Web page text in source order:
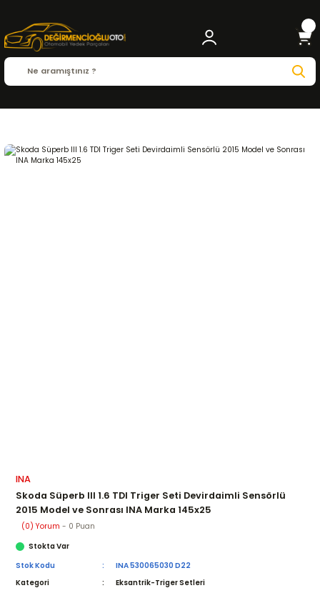
INA
Skoda Süperb III 1.6 TDI Triger Seti Devirdaimli Sensörlü
2015 Model ve Sonrası INA Marka 145x25
(0) Yorum - 0 Puan
Stokta Var
Stok Kodu
INA 530065030 D22
Kategori
Eksantrik-Triger Setleri